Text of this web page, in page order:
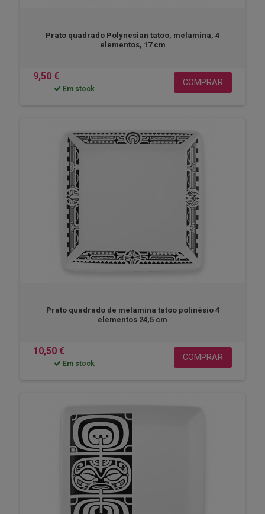
Prato quadrado Polynesian tatoo, melamina, 4
elementos, 17 cm
9,50 €
Em stock
COMPRAR
Prato quadrado de melamina tatoo polinésio 4
elementos 24,5 cm
10,50 €
Em stock
COMPRAR